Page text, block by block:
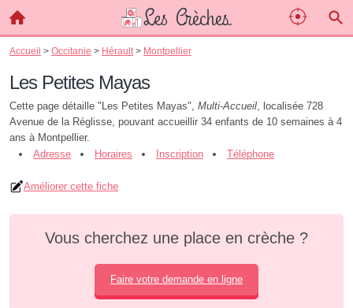
Accueil > Occitanie > Hérault > Montpellier
Les Petites Mayas
Cette page détaille "Les Petites Mayas", Multi-Accueil, localisée 728
Avenue de la Réglisse, pouvant accueillir 34 enfants de 10 semaines à 4
ans à Montpellier.
Adresse
Horaires Inscription Téléphone
Améliorer cette fiche
Vous cherchez une place en crèche ?
Faire votre demande en ligne